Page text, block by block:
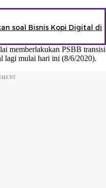
soal Bisnis Kopi Digital di
memberlakukan PSBB transisi
lagi mulai hari ini (8/6/2020).